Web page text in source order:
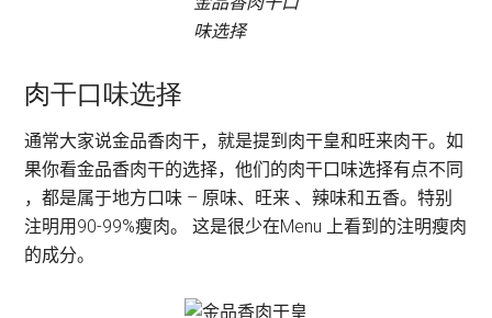
味选择
肉干口味选择
通常大家说金品香肉干，就是提到肉干皇和旺来肉干。如
果你看金品香肉干的选择，他们的肉干口味选择有点不同
，都是属于地方口味 – 原味、旺来 、辣味和五香。特别
注明用90-99%瘦肉。 这是很少在Menu 上看到的注明瘦肉
的成分。